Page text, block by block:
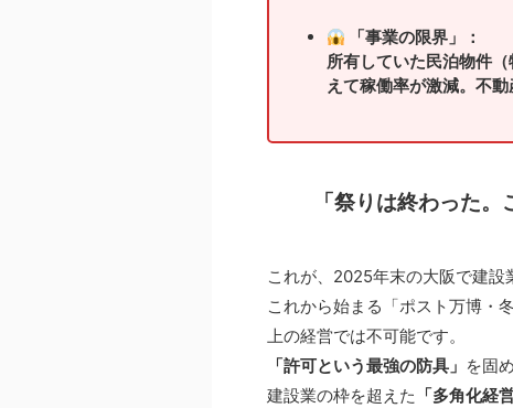
「事業の限界」：
所有していた民泊物件
えて稼働率が激減。不動
「祭りは終わった
これが、2025年末の大阪で建設
これから始まる「ポスト万博・
上の経営では不可能です。
「許可という最強の防具」 を固め
建設業の枠を超えた 「多角化経営